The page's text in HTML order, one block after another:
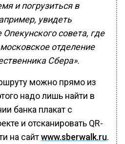
и погрузиться в
увидеть
совета, где
отделение
Сбера».
можно прямо из
надо лишь найти в
банка плакат с
и отсканировать QR-
на сайтwww.sberwalk.ru.